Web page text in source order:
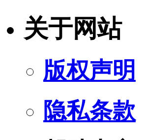
关于网站
版权声明
隐私条款